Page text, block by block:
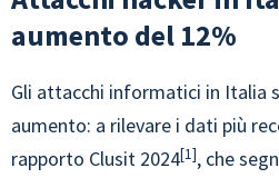
aumento del 12%
Gli attacchi informatici in Italia
aumento: a rilevare i dati più
rapporto Clusit 2024 1 , che